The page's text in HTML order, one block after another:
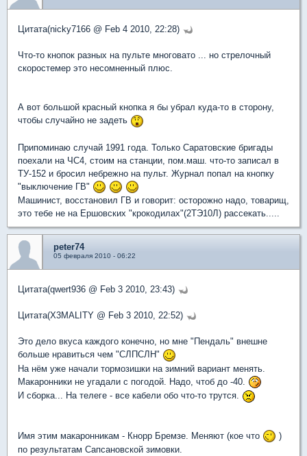
Цитата(nicky7166 @ Feb 4 2010, 22:28)
Что-то кнопок разных на пульте многовато ... но стрелочный
скоростемер это несомненный плюс.
А вот большой красный кнопка я бы убрал куда-то в сторону,
чтобы случайно не задеть
Припоминаю случай 1991 года. Только Саратовские бригады
поехали на ЧС4, стоим на станции, пом.маш. что-то записал в
ТУ-152 и бросил небрежно на пульт. Журнал попал на кнопку
"выключение ГВ"
Машинист, восстановил ГВ и говорит: осторожно надо, товарищ,
это тебе не на Ершовских "крокодилах"(2ТЭ10Л) рассекать.....
peter74
05 февраля 2010 - 06:22
Цитата(qwert936 @ Feb 3 2010, 23:43)
Цитата(X3MALITY @ Feb 3 2010, 22:52)
Это дело вкуса каждого конечно, но мне "Пендаль" внешне
больше нравиться чем "СЛПСЛН"
На нём уже начали тормозишки на зимний вариант менять.
Макаронники не угадали с погодой. Надо, чтоб до -40.
И сборка... На телеге - все кабели обо что-то трутся.
Имя этим макаронникам - Кнорр Бремзе. Меняют (кое что
)
по результатам Сапсановской зимовки.